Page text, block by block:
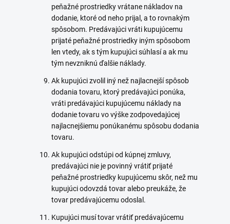
peňažné prostriedky vrátane nákladov na
dodanie, ktoré od neho prijal, a to rovnakým
spôsobom. Predávajúci vráti kupujúcemu
prijaté peňažné prostriedky iným spôsobom
len vtedy, ak s tým kupujúci súhlasí a ak mu
tým nevzniknú ďalšie náklady.
Ak kupujúci zvolil iný než najlacnejší spôsob
dodania tovaru, ktorý predávajúci ponúka,
vráti predávajúci kupujúcemu náklady na
dodanie tovaru vo výške zodpovedajúcej
najlacnejšiemu ponúkanému spôsobu dodania
tovaru.
Ak kupujúci odstúpi od kúpnej zmluvy,
predávajúci nie je povinný vrátiť prijaté
peňažné prostriedky kupujúcemu skôr, než mu
kupujúci odovzdá tovar alebo preukáže, že
tovar predávajúcemu odoslal.
Kupujúci musí tovar vrátiť predávajúcemu